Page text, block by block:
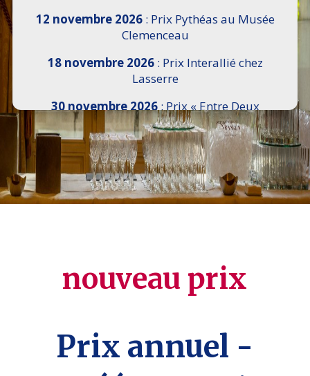
12 novembre 2026: Prix Pythéas au Musée
Clemenceau
18 novembre 2026: Prix Interallié chez
Lasserre
30 novembre 2026: Prix « Entre Deux
Rives » I Scemi Astutti au Sénat
7 décembre 2026 :16e Salon de l’Histoire de
18h30 à 21h, remise du Prix du Guesclin,
Cercle National des Armées 8 place Saint-
Augustin Paris 8e
nouveau prix
Prix annuel -